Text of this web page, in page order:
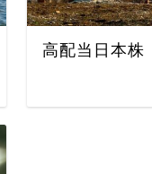
高配当日本株